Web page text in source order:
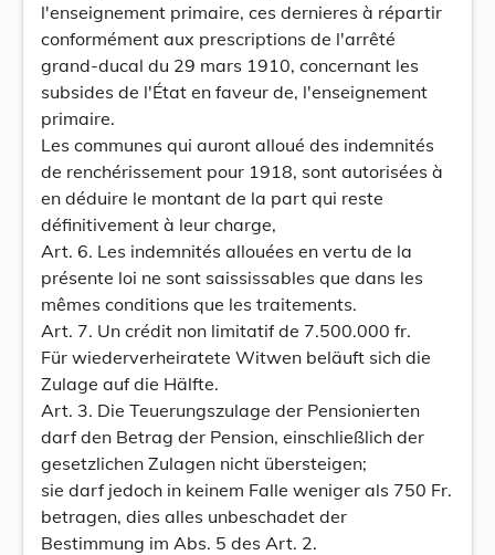
l'enseignement primaire, ces dernieres à répartir
conformément aux prescriptions de l'arrêté
grand-ducal du 29 mars 1910, concernant les
subsides de l'État en faveur de, l'enseignement
primaire.
Les communes qui auront alloué des indemnités
de renchérissement pour 1918, sont autorisées à
en déduire le montant de la part qui reste
définitivement à leur charge,
Art. 6. Les indemnités allouées en vertu de la
présente loi ne sont saississables que dans les
mêmes conditions que les traitements.
Art. 7. Un crédit non limitatif de 7.500.000 fr.
Für wiederverheiratete Witwen beläuft sich die
Zulage auf die Hälfte.
Art. 3. Die Teuerungszulage der Pensionierten
darf den Betrag der Pension, einschließlich der
gesetzlichen Zulagen nicht übersteigen;
sie darf jedoch in keinem Falle weniger als 750 Fr.
betragen, dies alles unbeschadet der
Bestimmung im Abs. 5 des Art. 2.